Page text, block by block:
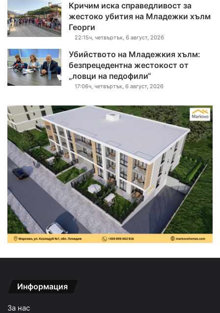
Кричим иска справедливост за
жестоко убития на Младежки хълм
Георги
22:15ч, четвъртък, 6 август, 2026
Убийството на Младежкия хълм:
безпрецедентна жестокост от
„ловци на педофили“
17:06ч, четвъртък, 6 август, 2026
Информация
За нас